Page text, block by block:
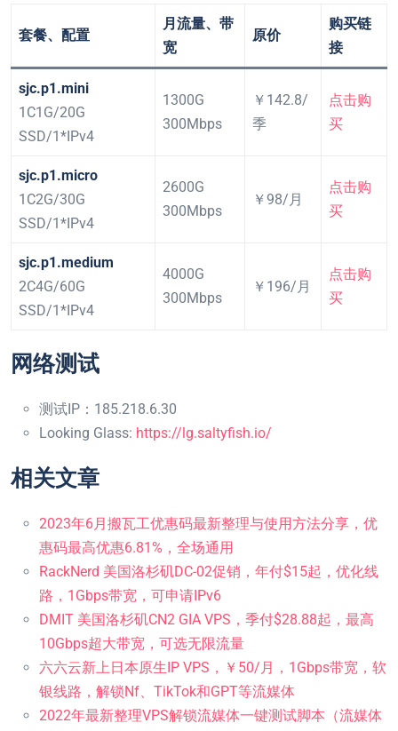
套餐、配置
月流量、带
宽
原价
购买链
接
sjc.p1.mini
1C1G/20G
SSD/1*IPv4
1300G
300Mbps
￥142.8/
季
点击购
买
sjc.p1.micro
1C2G/30G
SSD/1*IPv4
2600G
300Mbps
￥98/月
点击购
买
sjc.p1.medium
2C4G/60G
SSD/1*IPv4
4000G
300Mbps
￥196/月
点击购
买
网络测试
测试IP：185.218.6.30
Looking Glass: https://lg.saltyfish.io/
相关文章
2023年6月搬瓦工优惠码最新整理与使用方法分享，优
惠码最高优惠6.81%，全场通用
RackNerd 美国洛杉矶DC-02促销，年付$15起，优化线
路，1Gbps带宽，可申请IPv6
DMIT 美国洛杉矶CN2 GIA VPS，季付$28.88起，最高
10Gbps超大带宽，可选无限流量
六六云新上日本原生IP VPS，￥50/月，1Gbps带宽，软
银线路，解锁Nf、TikTok和GPT等流媒体
2022年最新整理VPS解锁流媒体一键测试脚本（流媒体